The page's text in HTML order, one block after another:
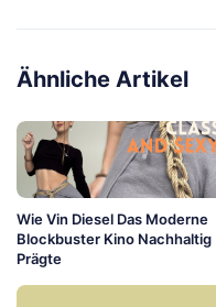
Ähnliche Artikel
Wie Vin Diesel Das Moderne
Blockbuster Kino Nachhaltig
Prägte